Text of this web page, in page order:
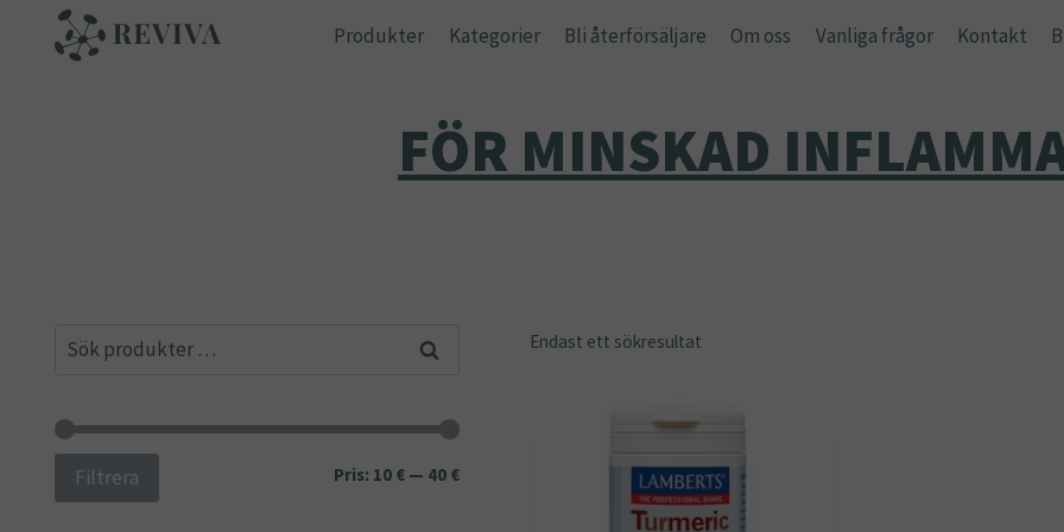
Produkter Kategorier Bli återförsäljare Om oss Vanliga frågor Kontakt
FÖR MINSKAD
Endast ett sökresultat
Sök
Sök
Min
Max
Filtrera Pris: 10 €— 40 €